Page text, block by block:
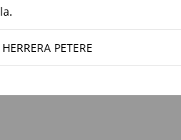
PETERE